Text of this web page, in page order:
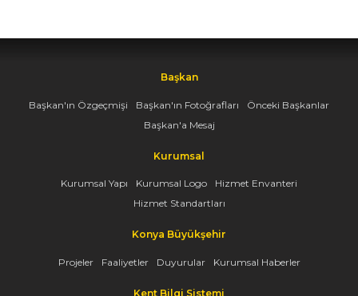
Başkan
Başkan'ın Özgeçmişi Başkan'ın Fotoğrafları
Önceki Başkanlar
Başkan'a Mesaj
Kurumsal
Kurumsal Yapı Kurumsal Logo
Hizmet Envanteri
Hizmet Standartları
Konya Büyükşehir
Projeler Faaliyetler Duyurular Kurumsal Haberler
Kent Bilgi Sistemi